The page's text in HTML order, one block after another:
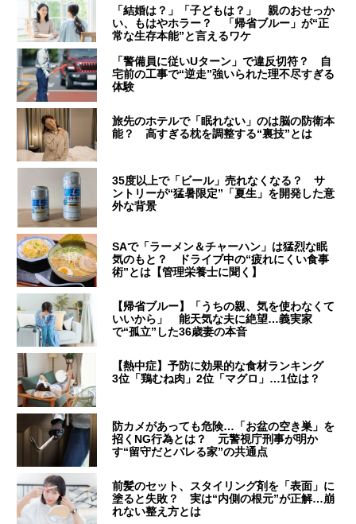
「結婚は？」「子どもは？」 親のおせっか
い、もはやホラー？ 「帰省ブルー」が“正
常な生存本能”と言えるワケ
「警備員に従いUターン」で違反切符？ 自
宅前の工事で“逆走”強いられた理不尽すぎる
体験
旅先のホテルで「眠れない」のは脳の防衛本
能？ 高すぎる枕を調整する“裏技”とは
35度以上で「ビール」売れなくなる？ サ
ントリーが“猛暑限定”「夏生」を開発した意
外な背景
SAで「ラーメン＆チャーハン」は猛烈な眠
気のもと？ ドライブ中の“疲れにくい食事
術”とは【管理栄養士に聞く】
【帰省ブルー】「うちの親、気を使わなくて
いいから」 能天気な夫に絶望…義実家
で“孤立”した36歳妻の本音
【熱中症】予防に効果的な食材ランキング
3位「鶏むね肉」2位「マグロ」…1位は？
防カメがあっても危険…「お盆の空き巣」を
招くNG行為とは？ 元警視庁刑事が明か
す“留守だとバレる家”の共通点
前髪のセット、スタイリング剤を「表面」に
塗ると失敗？ 実は“内側の根元”が正解…崩
れない整え方とは